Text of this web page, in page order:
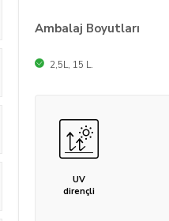
Ambalaj Boyutları
2,5L, 15 L.
UV
dirençli